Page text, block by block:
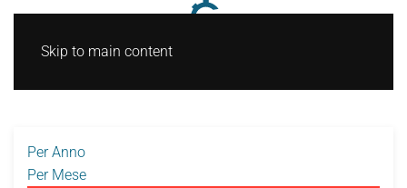
Skip to main content
Per Anno
Per Mese